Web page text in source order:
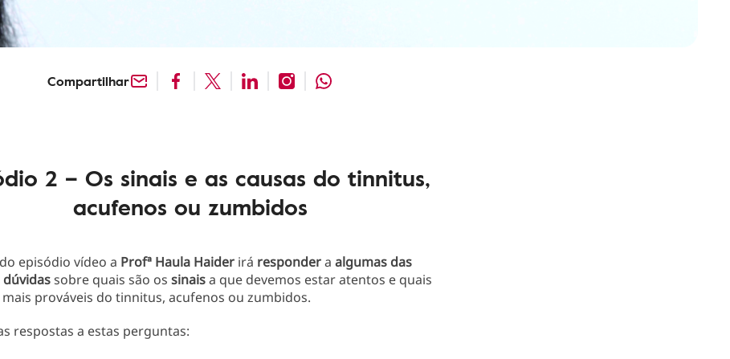
Compartilhar
2 – Os sinais e as causas do tinnitus,
acufenos ou zumbidos
episódio vídeo a Profª Haula Haider irá respondera algumas das
sobre quais são os sinaisa que devemos estar atentos e quais
mais prováveis do tinnitus, acufenos ou zumbidos.
respostas a estas perguntas: